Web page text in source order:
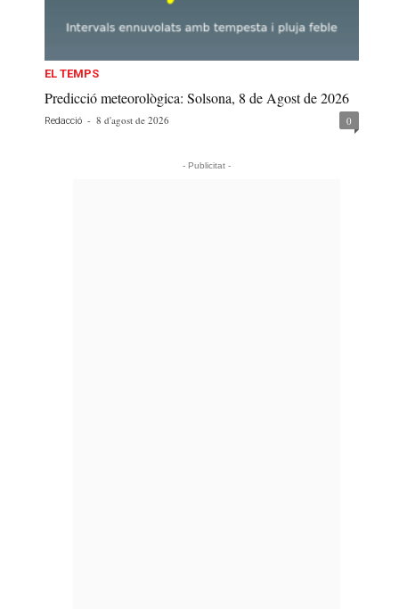
EL TEMPS
Predicció meteorològica: Solsona, 8 de Agost de 2026
Redacció - 8 d'agost de 2026 0
- Publicitat -